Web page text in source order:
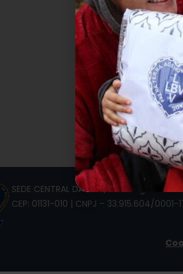
SEDE CENTRAL DA LBV | Rua Sérgio
CEP: 01131-010 | CNPJ – 33.915.604/